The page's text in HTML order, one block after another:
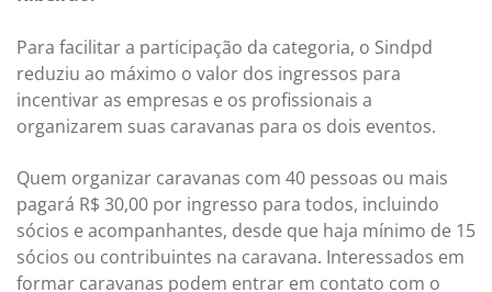
Para facilitar a participação da categoria, o Sindpd
reduziu ao máximo o valor dos ingressos para
incentivar as empresas e os profissionais a
organizarem suas caravanas para os dois eventos.
Quem organizar caravanas com 40 pessoas ou mais
pagará R$ 30,00 por ingresso para todos, incluindo
sócios e acompanhantes, desde que haja mínimo de 15
sócios ou contribuintes na caravana. Interessados em
formar caravanas podem entrar em contato com o